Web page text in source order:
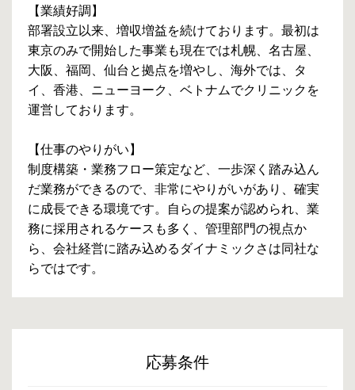
【業績好調】
部署設立以来、増収増益を続けております。最初は
東京のみで開始した事業も現在では札幌、名古屋、
大阪、福岡、仙台と拠点を増やし、海外では、タ
イ、香港、ニューヨーク、ベトナムでクリニックを
運営しております。
【仕事のやりがい】
制度構築・業務フロー策定など、一歩深く踏み込ん
だ業務ができるので、非常にやりがいがあり、確実
に成長できる環境です。自らの提案が認められ、業
務に採用されるケースも多く、管理部門の視点か
ら、会社経営に踏み込めるダイナミックさは同社な
らではです。
応募条件